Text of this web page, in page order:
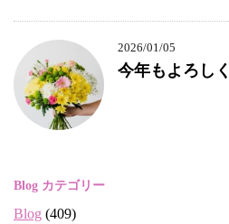
2026/01/05
今年もよろし
Blog カテゴリー
Blog (409)